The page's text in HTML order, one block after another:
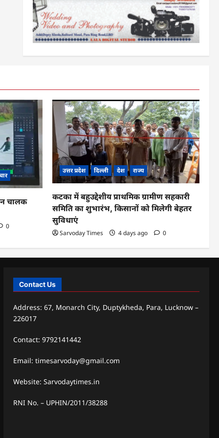
चालक
0
उत्तर प्रदेश दिल्ली देश राज्य
कटका में बहुउद्देशीय प्राथमिक ग्रामीण सहकारी
समिति का शुभारंभ, किसानों को मिलेगी बेहतर
सुविधाएं
Sarvoday Times 4 days ago 0
Contact Us
Address: 67, Monarch City, Duptykheda, Para, Lucknow –
226017
Contact: 9792141442
Email: timesarvoday@gmail.com
Website: Sarvodaytimes.in
RNI No. – UPHIN/2011/38288